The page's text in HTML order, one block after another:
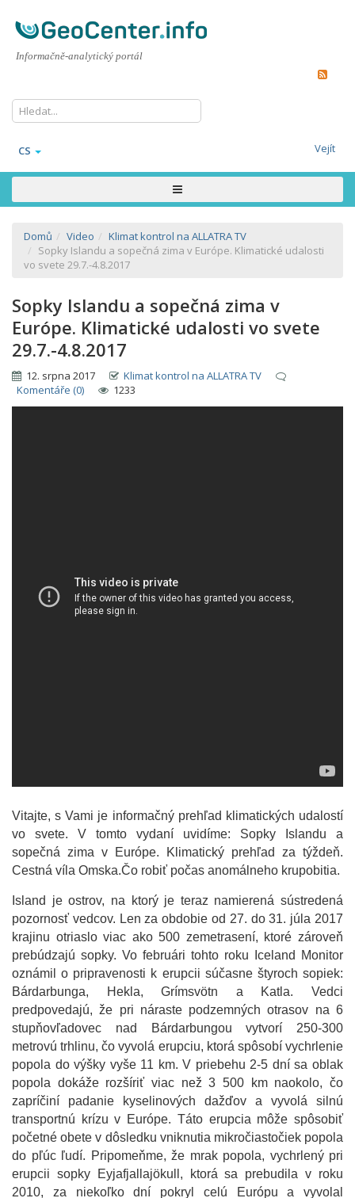
Informačně-analytický portál
CS Vejít
Domů Video
Klimat kontrol na ALLATRA TV
Sopky Islandu a sopečná zima v Európe. Klimatické udalosti
vo svete 29.7.-4.8.2017
Sopky Islandu a sopečná zima v
Európe. Klimatické udalosti vo svete
29.7.-4.8.2017
12. srpna 2017
Klimat kontrol na ALLATRA TV
Komentáře (0)
1233
Vitajte, s Vami je informačný prehľad klimatických udalostí
vo svete. V tomto vydaní uvidíme: Sopky Islandu a
sopečná zima v Európe. Klimatický prehľad za týždeň.
Cestná víla Omska.Čo robiť počas anomálneho krupobitia.
Island je ostrov, na ktorý je teraz namierená sústredená
pozornosť vedcov. Len za obdobie od 27. do 31. júla 2017
krajinu otriaslo viac ako 500 zemetrasení, ktoré zároveň
prebúdzajú sopky. Vo februári tohto roku Iceland Monitor
oznámil o pripravenosti k erupcii súčasne štyroch sopiek:
Bárdarbunga, Hekla, Grímsvötn a Katla. Vedci
predpovedajú, že pri náraste podzemných otrasov na 6
stupňovľadovec nad Bárdarbungou vytvorí 250-300
metrovú trhlinu, čo vyvolá erupciu, ktorá spôsobí vychrlenie
popola do výšky vyše 11 km. V priebehu 2-5 dní sa oblak
popola dokáže rozšíriť viac než 3 500 km naokolo, čo
zapríčiní padanie kyselinových dažďov a vyvolá silnú
transportnú krízu v Európe. Táto erupcia môže spôsobiť
početné obete v dôsledku vniknutia mikročiastočiek popola
do pľúc ľudí. Pripomeňme, že mrak popola, vychrlený pri
erupcii sopky Eyjafjallajökull, ktorá sa prebudila v roku
2010, za niekoľko dní pokryl celú Európu a vyvolal